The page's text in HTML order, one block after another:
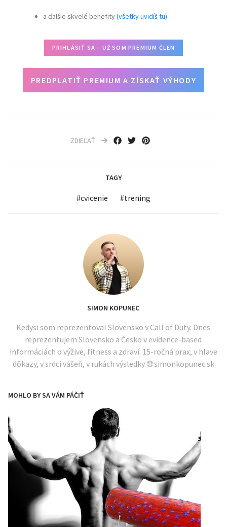
a ďalšie skvelé benefity(všetky uvidíš tu)
PRIHLÁSIŤ SA – UŽ SOM PREMIUM ČLEN
PREDPLATIŤ PREMIUM A ZÍSKAŤ VÝHODY
ZDIEĽAŤ
TAGY
#cvicenie #trening
SIMON KOPUNEC
Kedysi som reprezentoval Slovensko v Call of Duty. Dnes
reprezentujem Slovensko a Česko v evidence-based
informáciách o výžive, fitness a zdraví. 15-ročná prax, v hlave
dôkazy, v srdci vášeň, v rukách výsledky. 🌐 simonkopunec.sk
MOHLO BY SA VÁM PÁČIŤ